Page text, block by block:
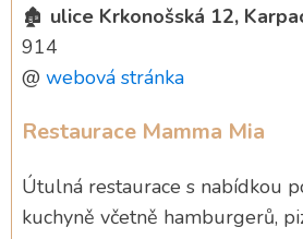
🏚️ ulice Krkonošská 12,
914
@ webová stránka
Restaurace Mamma Mia
Útulná restaurace s nabídkou
kuchyně včetně hamburgerů,